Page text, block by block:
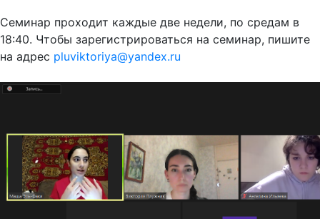
Семинар проходит каждые две недели, по средам в
18:40. Чтобы зарегистрироваться на семинар, пишите
на адрес pluviktoriya@yandex.ru